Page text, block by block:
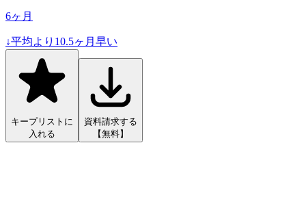
6ヶ月
↓平均より 10.5ヶ月早い
キープリストに
入れる
資料請求する
【無料】